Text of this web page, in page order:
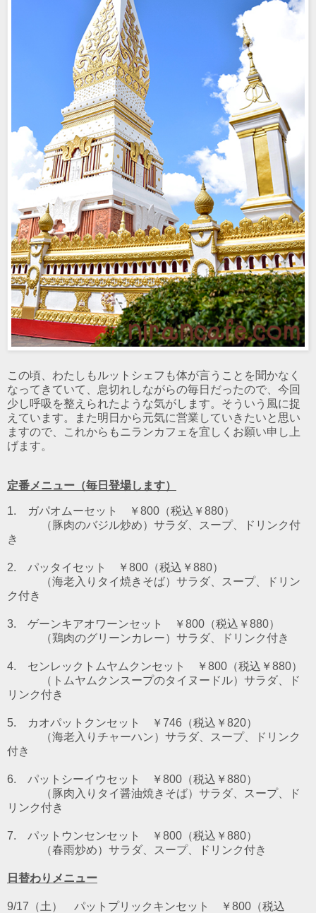
この頃、わたしもルットシェフも体が言うことを聞かなく
なってきていて、息切れしながらの毎日だったので、今回
少し呼吸を整えられたような気がします。そういう風に捉
えています。また明日から元気に営業していきたいと思い
ますので、これからもニランカフェを宜しくお願い申し上
げます。
定番メニュー（毎日登場します）
1. ガパオムーセット ￥800（税込￥880）
（豚肉のバジル炒め） サラダ、スープ、ドリンク付
き
2. パッタイセット ￥800（税込￥880）
（海老入りタイ焼きそば） サラダ、スープ、ドリン
ク付き
3. ゲーンキアオワーンセット ￥800（税込￥880）
（鶏肉のグリーンカレー） サラダ、ドリンク付き
4. センレックトムヤムクンセット ￥800（税込￥880）
（トムヤムクンスープのタイヌードル） サラダ、ド
リンク付き
5. カオパットクンセット ￥746（税込￥820）
（海老入りチャーハン）サラダ、スープ、ドリンク
付き
6. パットシーイウセット
￥800（税込￥880）
（豚肉入りタイ醤油焼きそば）サラダ、スープ、ド
リンク付き
7. パットウンセンセット
￥800（税込￥880）
（春雨炒め）サラダ、スープ、ドリンク付き
日替わりメニュー
9/17（土） パットプリックキンセット ￥800（税込